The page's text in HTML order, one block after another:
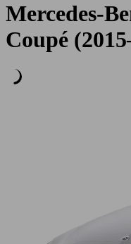
Mercedes-
Coupé